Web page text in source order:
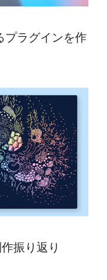
プラグインを作
振り返り